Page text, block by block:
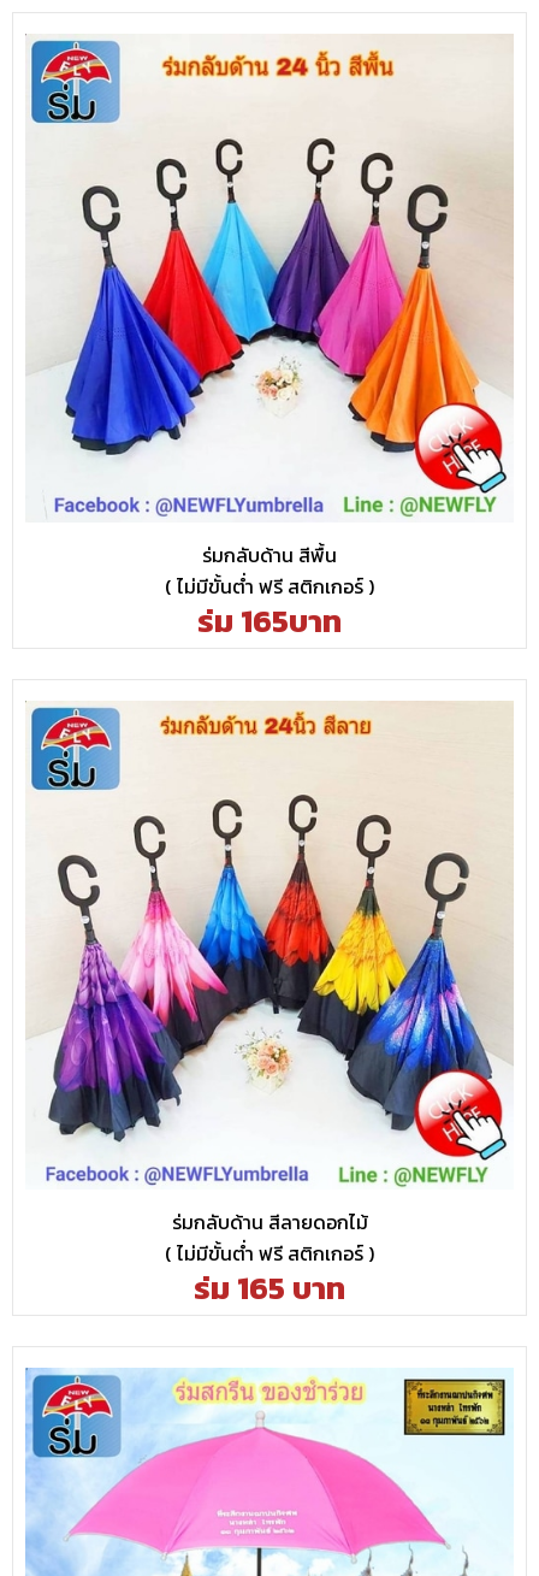
ร่มกลับด้าน สีพื้น
( ไม่มีขั้นต่ำ ฟรี สติกเกอร์ )
ร่ม 165บาท
ร่มกลับด้าน สีลายดอกไม้
( ไม่มีขั้นต่ำ ฟรี สติกเกอร์ )
ร่ม 165 บาท